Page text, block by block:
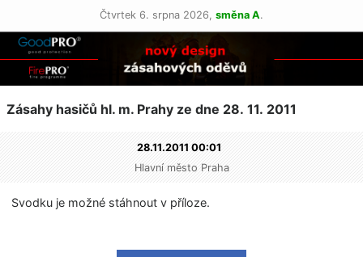
Čtvrtek 6. srpna 2026, směna A.
Zásahy hasičů hl. m. Prahy ze dne 28. 11. 2011
28.11.2011 00:01
Hlavní město Praha
Svodku je možné stáhnout v příloze.